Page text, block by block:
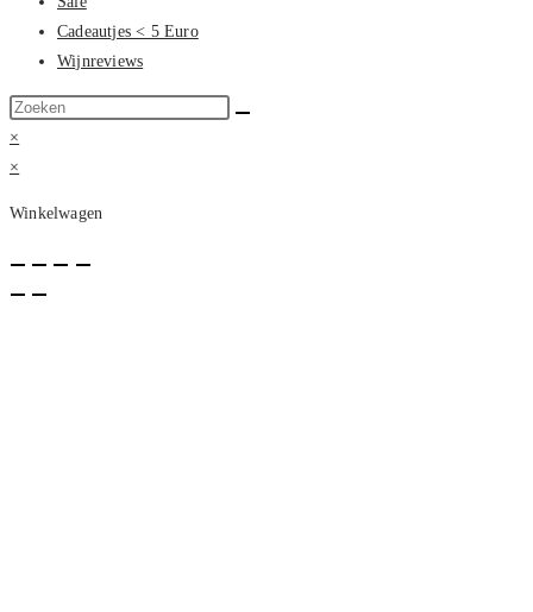
Cadeautjes < 5 Euro
Wijnreviews
Zoek
op
deze
×
×
Winkelwagen